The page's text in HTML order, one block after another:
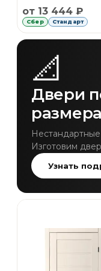
от 13 444 ₽
Сбер Стандарт
Рассрочка
📐
Двери
Изготовим
Узнать